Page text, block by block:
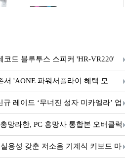
코드 블루투스 스피커 'HR-VR220'
서 'AONE 파워서플라이 혜택 모
규 레이드 ‘무너진 성자 미카엘라’ 업
망라한, PC 흥망사 통합본 오버클럭
용성 갖춘 저소음 기계식 키보드 마